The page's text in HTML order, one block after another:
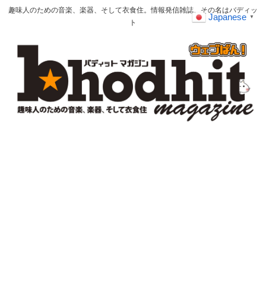
趣味人のための音楽、楽器、そして衣食住。情報発信雑誌、その名はバディッ
ト
Japanese ▼